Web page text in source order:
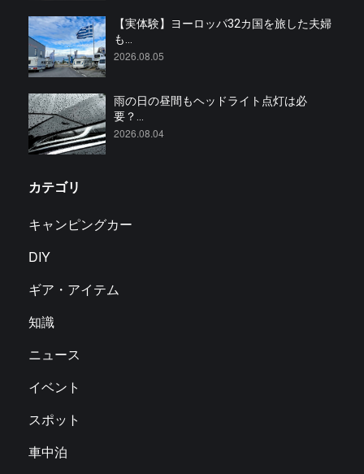
【実体験】ヨーロッパ32カ国を旅した夫婦
も...
2026.08.05
雨の日の昼間もヘッドライト点灯は必
要？...
2026.08.04
カテゴリ
キャンピングカー
DIY
ギア・アイテム
知識
ニュース
イベント
スポット
車中泊